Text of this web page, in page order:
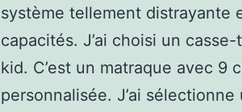
système tellement distrayante
capacités. J’ai choisi un
kid. C’est un matraque avec 9
personnalisée. J’ai